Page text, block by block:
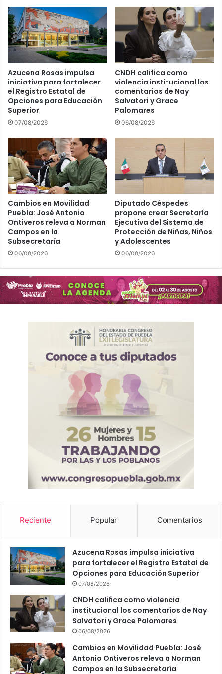
Azucena Rosas impulsa
iniciativa para fortalecer
el Registro Estatal de
Opciones para Educación
Superior
07/08/2026
CNDH califica como
violencia institucional los
comentarios de Nay
Salvatori y Grace
Palomares
06/08/2026
Cambios en Movilidad
Puebla: José Antonio
Ontiveros releva a Norman
Campos en la
Subsecretaría
06/08/2026
Diputado Céspedes
propone crear Secretaría
Ejecutiva del Sistema de
Protección de Niñas, Niños
y Adolescentes
06/08/2026
Reciente Popular Comentarios
Azucena Rosas impulsa iniciativa
para fortalecer el Registro Estatal de
Opciones para Educación Superior
07/08/2026
CNDH califica como violencia
institucional los comentarios de Nay
Salvatori y Grace Palomares
06/08/2026
Cambios en Movilidad Puebla: José
Antonio Ontiveros releva a Norman
Campos en la Subsecretaría